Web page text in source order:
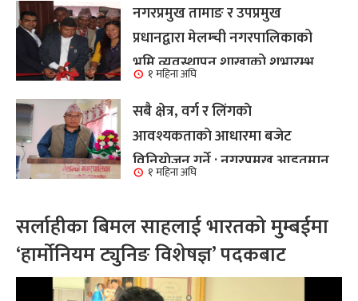
नगरप्रमुख तामाङ र उपप्रमुख
प्रधानद्वारा मेलम्ची नगरपालिकाको
भूमि व्यवस्थापन शाखाको शुभारम्भ
कार्य सम्पन्न
१ महिना अघि
सबै क्षेत्र, वर्ग र लिंगकाे
आवश्यकताकाे आधारमा बजेट
विनियाेजन गर्ने : नगरप्रमुख आइतमान
तामाङ
१ महिना अघि
सर्लाहीका बिमल साहलाई भारतको मुम्बईमा
‘हार्मोनियम ट्युनिङ विशेषज्ञ’ पदकबाट
सम्मानित